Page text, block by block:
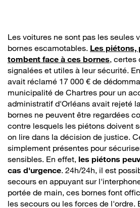
Les voitures ne sont pas les seules
bornes escamotables. Les piétons,
tombent face à ces bornes, certes
signalées et utiles à leur sécurité.
avait réclamé 17 000 € de
municipalité de Chartres pour un
administratif d'Orléans avait rejeté
bornes ne peuvent être regardées
contre lesquels les piétons doivent
on lire dans la décision de justice.
simplement présentes pour
sensibles. En effet, les piétons
cas d'urgence. 24h/24h, il est
secours en appuyant sur
portée de main, ces bornes font
les secours ou les forces de l'ordre.